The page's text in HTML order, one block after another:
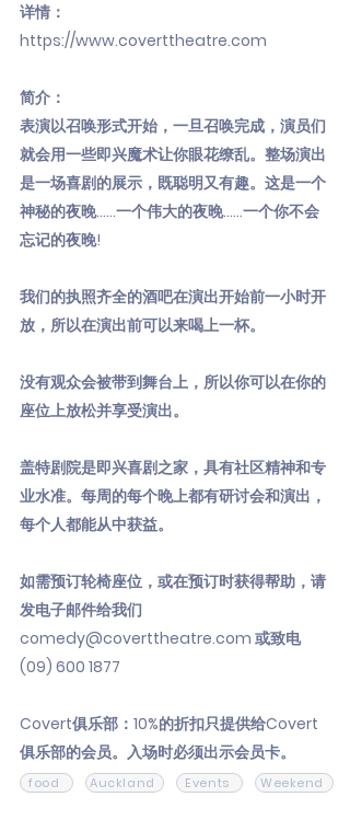
详情：
https://www.coverttheatre.com
简介：
表演以召唤形式开始，一旦召唤完成，演员们
就会用一些即兴魔术让你眼花缭乱。整场演出
是一场喜剧的展示，既聪明又有趣。这是一个
神秘的夜晚......一个伟大的夜晚......一个你不会
忘记的夜晚!
我们的执照齐全的酒吧在演出开始前一小时开
放，所以在演出前可以来喝上一杯。
没有观众会被带到舞台上，所以你可以在你的
座位上放松并享受演出。
盖特剧院是即兴喜剧之家，具有社区精神和专
业水准。每周的每个晚上都有研讨会和演出，
每个人都能从中获益。
如需预订轮椅座位，或在预订时获得帮助，请
发电子邮件给我们
comedy@coverttheatre.com 或致电
(09) 600 1877
Covert俱乐部：10%的折扣只提供给Covert
俱乐部的会员。入场时必须出示会员卡。
food Auckland Events Weekend